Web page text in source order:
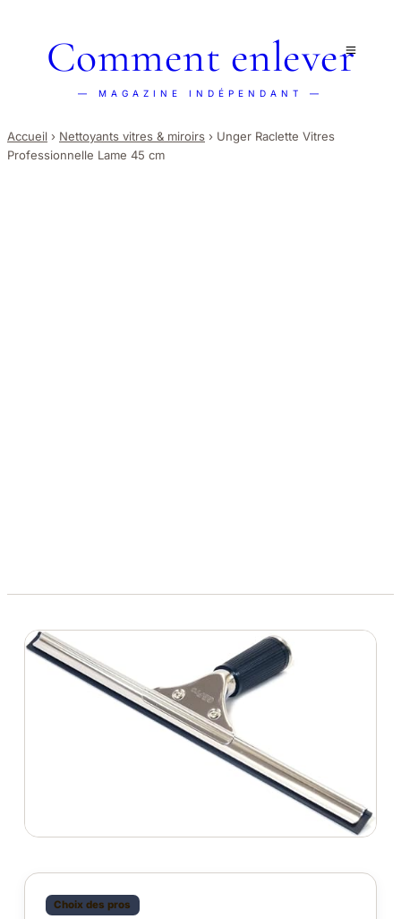
Comment enlever
— MAGAZINE INDÉPENDANT —
Accueil › Nettoyants vitres & miroirs › Unger Raclette Vitres
Professionnelle Lame 45 cm
Choix des pros